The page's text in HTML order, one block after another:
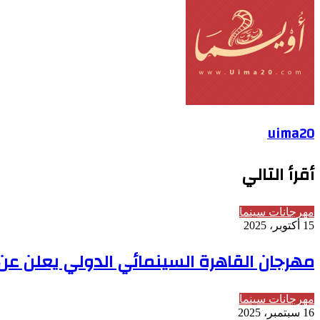
البريد
uima20
أقرأ التالي
مهرجانات سينما
15 أكتوبر، 2025
مهرجان القاهرة السينمائي الدولي يعلن عن
مهرجانات سينما
16 سبتمبر، 2025